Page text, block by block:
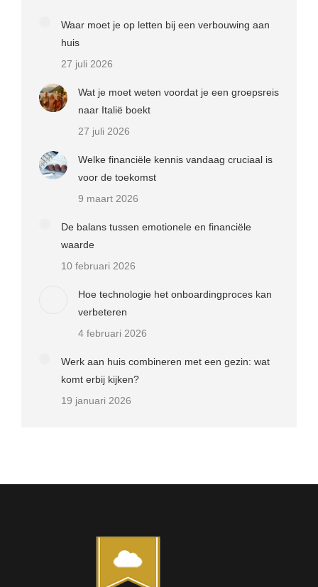
Waar moet je op letten bij een verbouwing aan
huis
27 juli 2026
Wat je moet weten voordat je een groepsreis
naar Italië boekt
27 juli 2026
Welke financiële kennis vandaag cruciaal is
voor de toekomst
9 maart 2026
De balans tussen emotionele en financiële
waarde
10 februari 2026
Hoe technologie het onboardingproces kan
verbeteren
4 februari 2026
Werk aan huis combineren met een gezin: wat
komt erbij kijken?
19 januari 2026